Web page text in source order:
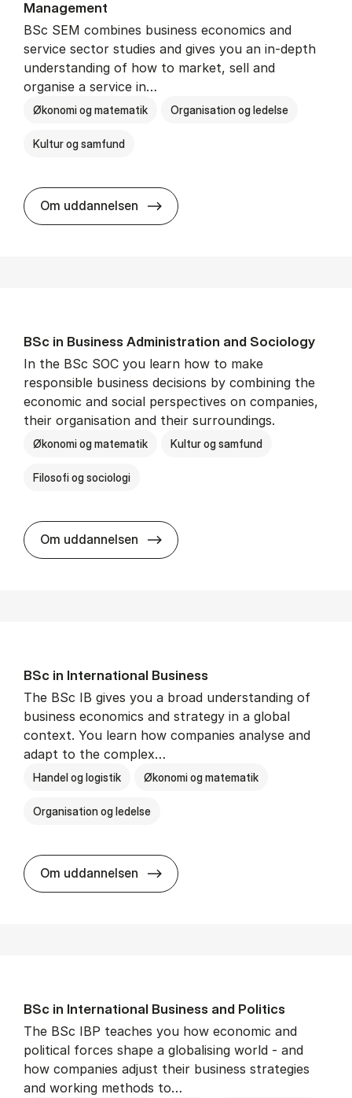
Man­age­ment
BSc SEM combines business economics and
service sector studies and gives you an in-depth
understanding of how to market, sell and
organise a service in…
Økonomi og matematik Organisation og ledelse
Kultur og samfund
Om uddannelsen BSc in Busi­ness Ad­min­is­tra­tion
BSc in Busi­ness Ad­min­is­tra­tion and So­ci­ology
In the BSc SOC you learn how to make
responsible business decisions by combining the
economic and social perspectives on companies,
their organisation and their surroundings.
Økonomi og matematik Kultur og samfund
Filosofi og sociologi
Om uddannelsen BSc in Busi­ness Ad­min­is­tra­tion
BSc in In­ter­na­tion­al Busi­ness
The BSc IB gives you a broad understanding of
business economics and strategy in a global
context. You learn how companies analyse and
adapt to the complex…
Handel og logistik Økonomi og matematik
Organisation og ledelse
Om uddannelsen BSc in In­ter­na­tion­al Busi­ness
BSc in In­ter­na­tion­al Busi­ness and Polit­ics
The BSc IBP teaches you how economic and
political forces shape a globalising world - and
how companies adjust their business strategies
and working methods to…